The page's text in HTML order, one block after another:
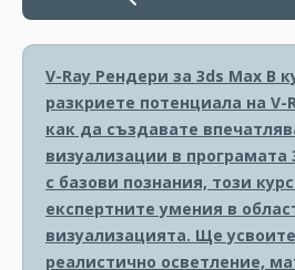
V-Ray Рендери за 3ds Max В
разкриете потенциала на
как да създавате
визуализации в програмата
с базови познания, този
експертните умения в
визуализацията. Ще
реалистично осветление,